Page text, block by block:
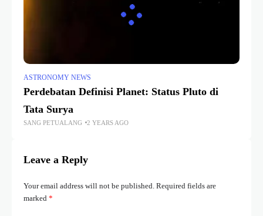
ASTRONOMY NEWS
Perdebatan Definisi Planet: Status Pluto di
Tata Surya
SANG PETUALANG 2 YEARS AGO
Leave a Reply
Your email address will not be published. Required fields are
marked *